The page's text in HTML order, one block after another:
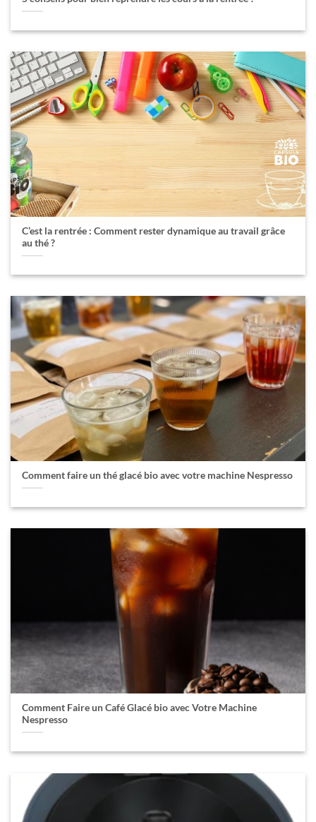
C’est la rentrée : Comment rester dynamique au travail grâce
au thé ?
Comment faire un thé glacé bio avec votre machine Nespresso
Comment Faire un Café Glacé bio avec Votre Machine
Nespresso